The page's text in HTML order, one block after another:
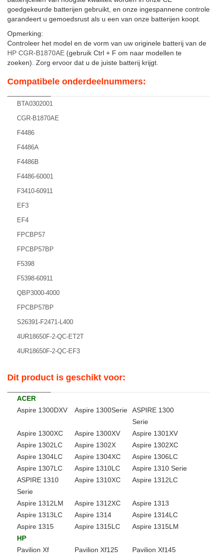
goedgekeurde batterijen gebruikt, en onze ingespannene controle
garandeert u gemoedsrust als u een van onze batterijen koopt.
Opmerking:
Controleer het model en de vorm van uw originele batterij van de
HP CGR-B1870AE (gebruik Ctrl + F om naar modellen te
zoeken). Zorg ervoor dat u de juiste batterij krijgt.
Compatibele onderdeelnummers:
BTA0302001
CGR-B1870AE
F4486
F4486A
F4486B
F4486-60001
F3410-60911
EF3
EF4
FPCBP57
FPCBP57BP
F5398
F5398-60911
QBP3000-4000
FPCBP57BP
S26391-F2471-L400
4UR18650F-2-QC-ET2T
4UR18650F-2-QC-EF3
Dit product is geschikt voor:
ACER
Aspire 1300DXV
Aspire 1300Serie
ASPIRE 1300
Serie
Aspire 1300XC
Aspire 1300XV
Aspire 1301XV
Aspire 1302LC
Aspire 1302X
Aspire 1302XC
Aspire 1304LC
Aspire 1304XC
Aspire 1306LC
Aspire 1307LC
Aspire 1310LC
Aspire 1310 Serie
ASPIRE 1310
Serie
Aspire 1310XC Aspire 1312LC
Aspire 1312LM Aspire 1312XC
Aspire 1313
Aspire 1313LC
Aspire 1314
Aspire 1314LC
Aspire 1315
Aspire 1315LC
Aspire 1315LM
HP
Pavilion Xf
Pavilion Xf125
Pavilion Xf145